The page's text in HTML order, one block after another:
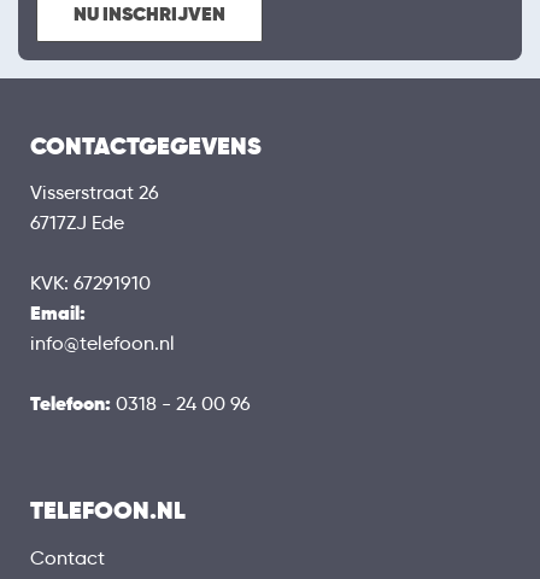
NU INSCHRIJVEN
CONTACTGEGEVENS
Visserstraat 26
6717ZJ Ede
KVK: 67291910
Email:
info@telefoon.nl
Telefoon: 0318 - 24 00 96
TELEFOON.NL
Contact